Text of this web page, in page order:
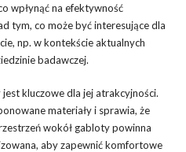
wpłynąć na efektywność
tym, co może być interesujące dla
np. w kontekście aktualnych
badawczej.
kluczowe dla jej atrakcyjności.
materiały i sprawia, że
wokół gabloty powinna
aby zapewnić komfortowe